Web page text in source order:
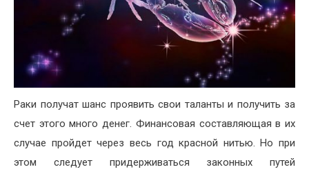
Раки получат шанс проявить свои таланты и получить за
счет этого много денег. Финансовая составляющая в их
случае пройдет через весь год красной нитью. Но при
этом следует придерживаться законных путей